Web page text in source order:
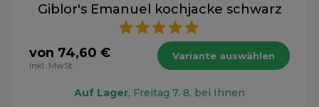
Giblor's Emanuel kochjacke schwarz
von 74,60 €
inkl. MwSt.
Variante auswählen
Auf Lager, Freitag 7. 8. bei Ihnen